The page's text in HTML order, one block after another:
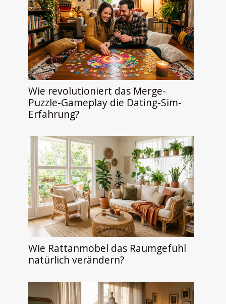
Wie revolutioniert das Merge-
Puzzle-Gameplay die Dating-Sim-
Erfahrung?
Wie Rattanmöbel das Raumgefühl
natürlich verändern?